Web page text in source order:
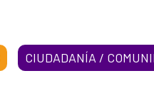
CIUDADANÍA /